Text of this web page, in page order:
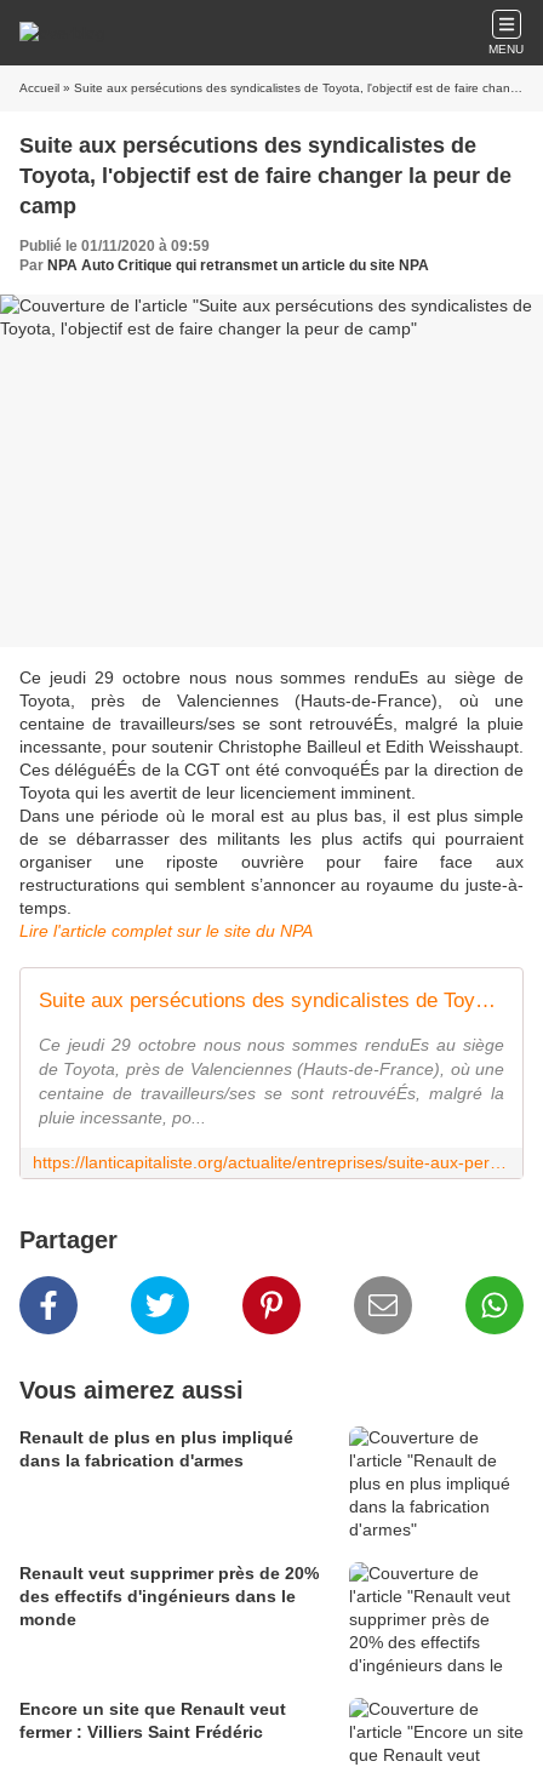
MENU
Accueil » Suite aux persécutions des syndicalistes de Toyota, l'objectif est de faire changer la peur de camp
Suite aux persécutions des syndicalistes de
Toyota, l'objectif est de faire changer la peur de
camp
Publié le 01/11/2020 à 09:59
Par NPA Auto Critique qui retransmet un article du site NPA
Ce jeudi 29 octobre nous nous sommes renduEs au siège de
Toyota, près de Valenciennes (Hauts-de-France), où une
centaine de travailleurs/ses se sont retrouvéÉs, malgré la pluie
incessante, pour soutenir Christophe Bailleul et Edith Weisshaupt.
Ces déléguéÉs de la CGT ont été convoquéÉs par la direction de
Toyota qui les avertit de leur licenciement imminent.
Dans une période où le moral est au plus bas, il est plus simple
de se débarrasser des militants les plus actifs qui pourraient
organiser une riposte ouvrière pour faire face aux
restructurations qui semblent s’annoncer au royaume du juste-à-
temps.
Lire l'article complet sur le site du NPA
Suite aux persécutions des syndicalistes de Toyota, l'objectif est de faire changer la peur de camp
Ce jeudi 29 octobre nous nous sommes renduEs au siège
de Toyota, près de Valenciennes (Hauts-de-France), où une
centaine de travailleurs/ses se sont retrouvéÉs, malgré la
pluie incessante, po...
Partager
Vous aimerez aussi
Renault de plus en plus impliqué
dans la fabrication d'armes
Renault veut supprimer près de 20%
des effectifs d'ingénieurs dans le
monde
Encore un site que Renault veut
fermer : Villiers Saint Frédéric